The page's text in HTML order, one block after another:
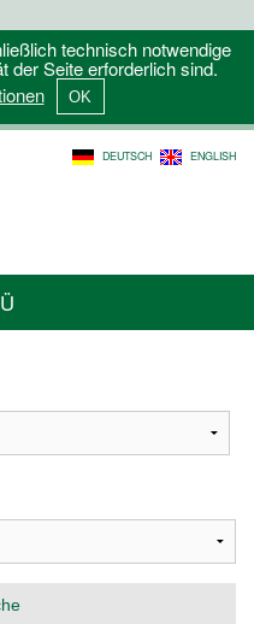
technisch notwendige
der Seite erforderlich sind.
DEUTSCH ENGLISH